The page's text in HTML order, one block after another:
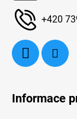
+420
Informace